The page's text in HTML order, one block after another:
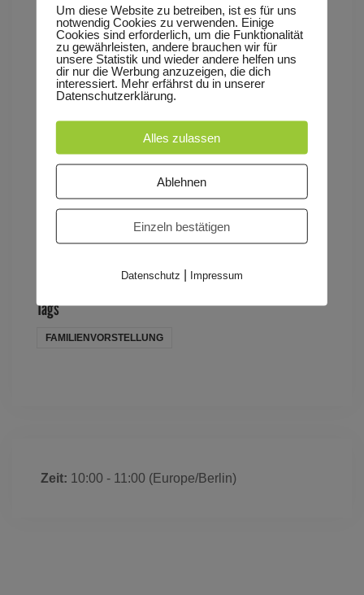
Eine Produktion des Kinder- und Jugendtheaters
Speyer
www.theater-speyer.de
Schul- / Kita-Vorstellung! Nur mit
Voranmeldung im Theaterbüro unter 06232
2890750 oder per Email an
reservierung@theater-speyer.de
Tags
FAMILIENVORSTELLUNG
Zeit: 10:00 - 11:00 (Europe/Berlin)
Um diese Website zu betreiben, ist es für uns
notwendig Cookies zu verwenden. Einige
Cookies sind erforderlich, um die Funktionalität
zu gewährleisten, andere brauchen wir für
unsere Statistik und wieder andere helfen uns
dir nur die Werbung anzuzeigen, die dich
interessiert. Mehr erfährst du in unserer
Datenschutzerklärung.
Alles zulassen
Ablehnen
Einzeln bestätigen
Datenschutz Impressum